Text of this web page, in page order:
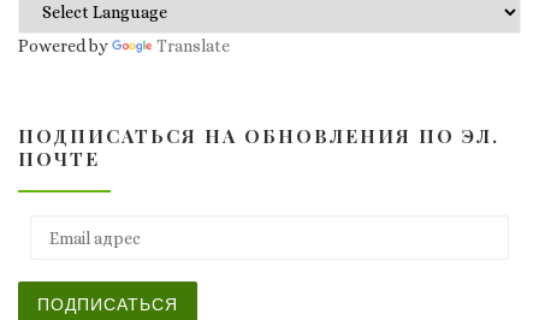
Powered by Translate
ПОДПИСАТЬСЯ НА ОБНОВЛЕНИЯ ПО ЭЛ.
ПОЧТЕ
ПОДПИСАТЬСЯ